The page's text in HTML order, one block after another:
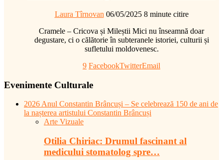
Laura Tîrnovan 06/05/2025 8 minute citire
Cramele – Cricova și Mileștii Mici nu înseamnă doar
degustare, ci o călătorie în subteranele istoriei, culturii și
sufletului moldovenesc.
9 FacebookTwitterEmail
Evenimente Culturale
2026 Anul Constantin Brâncuși – Se celebrează 150 de ani de
la nașterea artistului Constantin Brâncuși
Arte Vizuale
Otilia Chiriac: Drumul fascinant al
medicului stomatolog spre…